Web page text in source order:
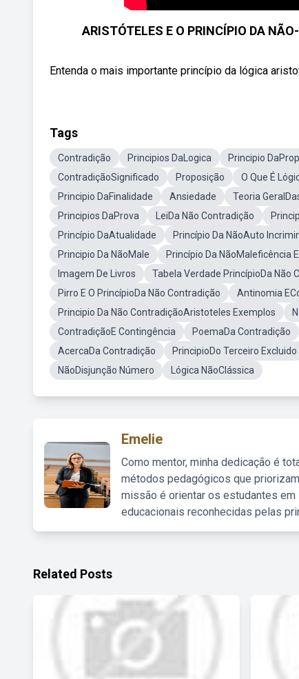
ARISTÓTELES E O PRINCÍPIO DA
Entenda o mais importante princípio da lógica
Tags
Contradição Principios DaLogica Principio
ContradiçãoSignificado
Proposição O Que É
Principio DaFinalidade
Ansiedade Teoria
Principios DaProva
LeiDa Não Contradição
Princípio DaAtualidade
Princípio Da NãoAuto
Principio Da NãoMale
Princípio Da NãoMaleficência
Imagem De Livros
Tabela Verdade PrincípioDa Não
Pirro E O PrincípioDa Não Contradição
Antinomia
Principio Da Não ContradiçãoAristoteles Exemplos
ContradiçãoE Contingência
PoemaDa Contradição
AcercaDa Contradição
PrincipioDo Terceiro Excluido
NãoDisjunção Número
Lógica NãoClássica
Emelie
Como mentor, minha dedicação é
métodos pedagógicos que
missão é orientar os estudantes em
educacionais reconhecidas pelas
Related Posts